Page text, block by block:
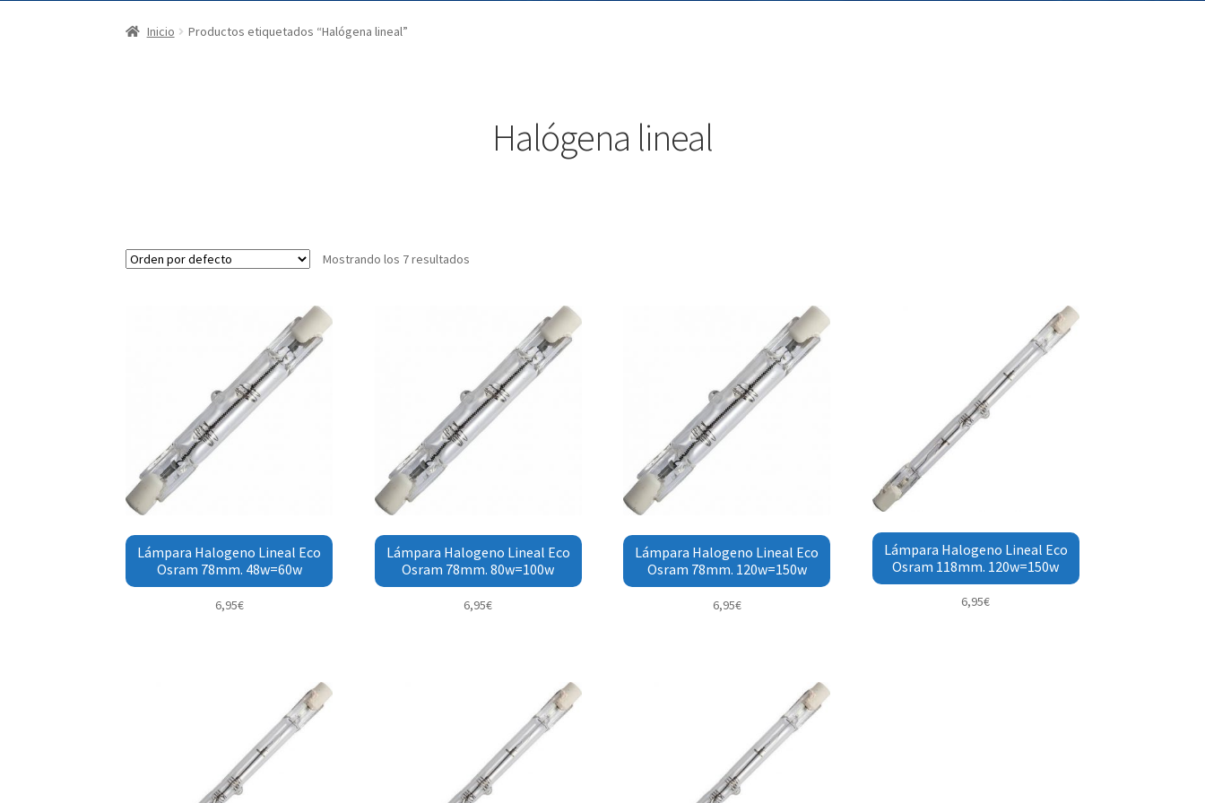
Inicio Productos etiquetados “Halógena lineal”
Halógena lineal
Mostrando los 7 resultados
Lámpara Halogeno Lineal Eco
Osram 78mm. 48w=60w
6,95€
Lámpara Halogeno Lineal Eco
Osram 78mm. 80w=100w
6,95€
Lámpara Halogeno Lineal Eco
Osram 78mm. 120w=150w
6,95€
Lámpara Halogeno Lineal Eco
Osram 118mm. 120w=150w
6,95€